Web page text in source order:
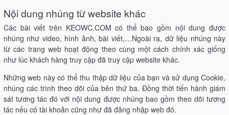
Nội dung nhúng từ website khác
Các bài viết trên KEOWC.COM có thể bao gồm nội dung được
nhúng như video, hình ảnh, bài viết,…Ngoài ra, dữ liệu nhúng này
từ các trang web hoạt động theo cùng một cách chính xác giống
như lúc khách hàng truy cập đã truy cập website khác.
Những web này có thể thu thập dữ liệu của bạn và sử dụng Cookie,
nhúng các trình theo dõi của bên thứ ba. Đồng thời tiến hành giám
sát tương tác đó với nội dung được nhúng bao gồm theo dõi tương
tác nếu có tài khoản cũng như đã đăng nhập web đó.